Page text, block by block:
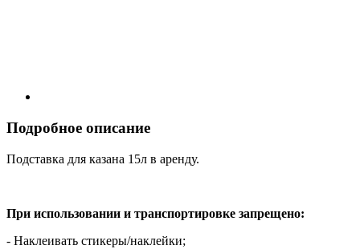
Подробное описание
Подставка для казана 15л в аренду.
При использовании и транспортировке запрещено:
- Наклеивать стикеры/наклейки;